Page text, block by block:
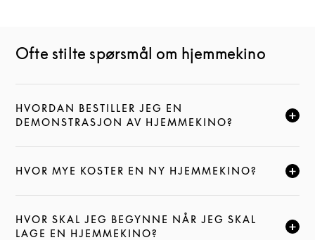
Ofte stilte spørsmål om hjemmekino
HVORDAN BESTILLER JEG EN
DEMONSTRASJON AV HJEMMEKINO?
KLIKK FOR Å UTVIDE DENNE BESKRIVELSEN, OG
HVOR MYE KOSTER EN NY HJEMMEKINO?
KLIKK FOR Å UTVIDE DENNE BESKRIVELSEN, OG
HVOR SKAL JEG BEGYNNE NÅR JEG SKAL
LAGE EN HJEMMEKINO?
KLIKK FOR Å UTVIDE DENNE BESKRIVELSEN, OG